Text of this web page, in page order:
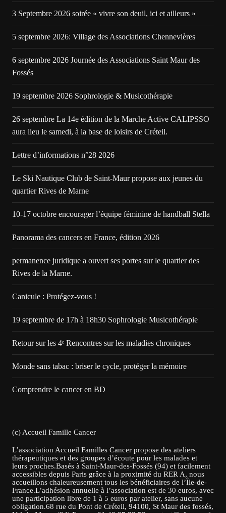
3 Septembre 2026 soirée « vivre son deuil, ici et ailleurs »
5 septembre 2026: Village des Associations Chennevières
6 septembre 2026 Journée des Associations Saint Maur des
Fossés
19 septembre 2026 Sophrologie & Musicothérapie
26 septembre La 14e édition de la Marche Active CALIPSSO
aura lieu le samedi, à la base de loisirs de Créteil.
Lettre d’informations n°28 2026
Le Ski Nautique Club de Saint-Maur propose aux jeunes du
quartier Rives de Marne
10-17 octobre encourager l’équipe féminine de handball Stella
Panorama des cancers en France, édition 2026
permanence juridique a ouvert ses portes sur le quartier des
Rives de la Marne.
Canicule : Protégez-vous !
19 septembre de 17h à 18h30 Sophrologie Musicothérapie
Retour sur les 4ᵉ Rencontres sur les maladies chroniques
Monde sans tabac : briser le cycle, protéger la mémoire
Comprendre le cancer en BD
(c) Accueil Famille Cancer
L’association Accueil Familles Cancer propose des ateliers
thérapeutiques et des groupes d’écoute pour les malades et
leurs proches.Basés à Saint-Maur-des-Fossés (94) et facilement
accessibles depuis Paris grâce à la proximité du RER A, nous
accueillons chaleureusement tous les bénéficiaires de l’Île-de-
France.L’adhésion annuelle à l’association est de 30 euros, avec
une participation libre de 1 à 5 euros par atelier, sans aucune
obligation.68 rue du Pont de Créteil, 94100, St Maur des fossés,